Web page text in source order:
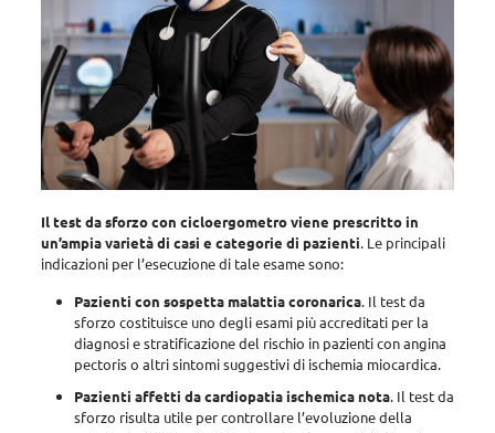
Il test da sforzo con cicloergometro viene prescritto in
un’ampia varietà di casi e categorie di pazienti. Le principali
indicazioni per l’esecuzione di tale esame sono:
Pazienti con sospetta malattia coronarica. Il test da
sforzo costituisce uno degli esami più accreditati per la
diagnosi e stratificazione del rischio in pazienti con angina
pectoriso altri sintomi suggestivi di ischemia miocardica.
Pazienti affetti da cardiopatia ischemica nota. Il test da
sforzo risulta utile per controllare l’evoluzione della